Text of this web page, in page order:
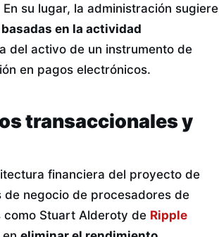
su lugar, la administración sugiere
basadas en la actividad
del activo de un instrumento de
en pagos electrónicos.
transaccionales y
financiera del proyecto de
de negocio de procesadores de
como Stuart Alderoty de Ripple